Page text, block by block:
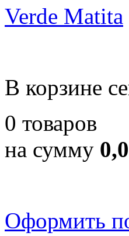
Verde Matita
В корзине
0 товаров
на сумму
Оформить